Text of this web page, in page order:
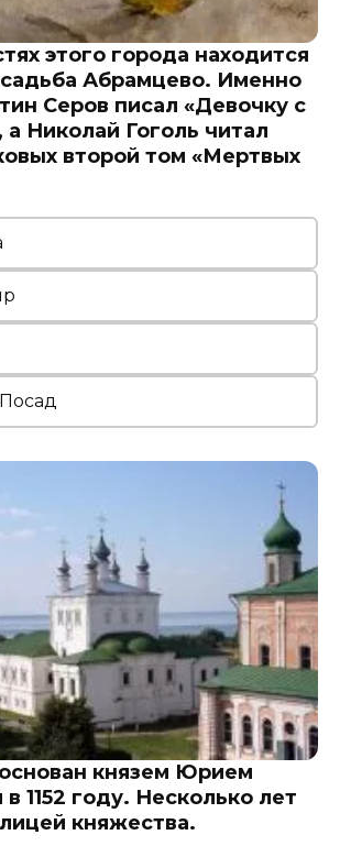
этого города находится
Абрамцево. Именно
Серов писал «Девочку с
а Николай Гоголь читал
второй том «Мертвых
князем Юрием
1152 году. Несколько лет
княжества.